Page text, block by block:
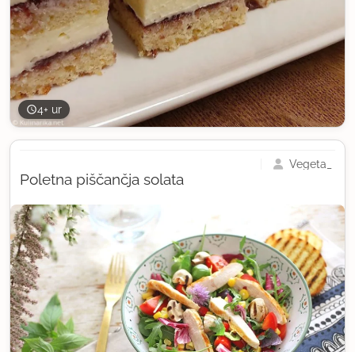
4+ ur
Poletna piščančja solata
Vegeta_